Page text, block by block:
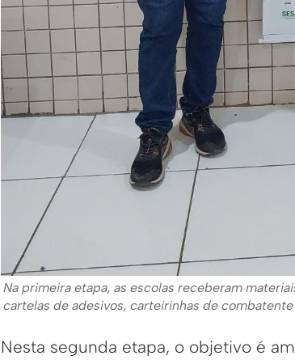
Na primeira etapa, as escolas receberam
cartelas de adesivos, carteirinhas de
Nesta segunda etapa, o objetivo é